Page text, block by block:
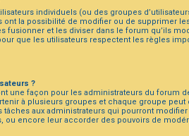
individuels (ou des groupes
la possibilité de modifier ou de supprimer
fusionner et les diviser dans le forum qu’ils
que les utilisateurs respectent les règles
?
une façon pour les administrateurs du forum
à plusieurs groupes et chaque groupe
tâches aux administrateurs qui pourront
ou encore leur accorder des pouvoirs de